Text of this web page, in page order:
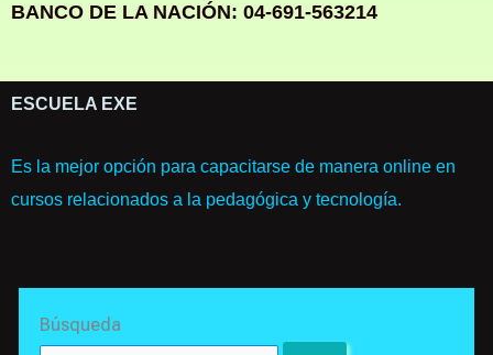
BANCO DE LA NACIÓN: 04-691-563214
ESCUELA EXE
Es la mejor opción para capacitarse de manera online en
cursos relacionados a la pedagógica y tecnología.
Búsqueda
for: